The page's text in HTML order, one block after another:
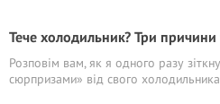
Тече холодильник? Три причини
Розповім вам, як я одного разу
сюрпризами» від свого холодильника